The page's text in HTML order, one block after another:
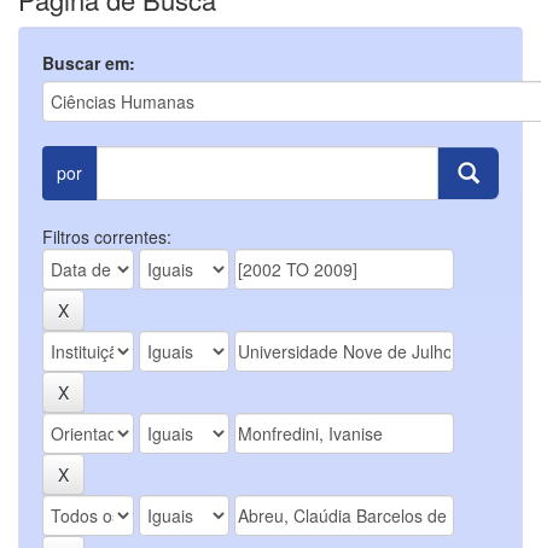
Buscar em:
por
Filtros correntes: